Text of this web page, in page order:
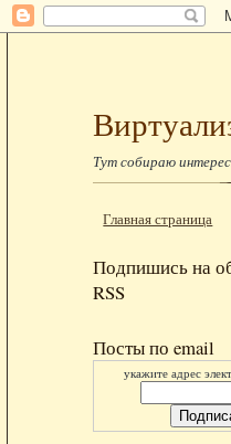
Тут собираю
Главная страница
Подпишись на
RSS
Посты по email
укажите адрес